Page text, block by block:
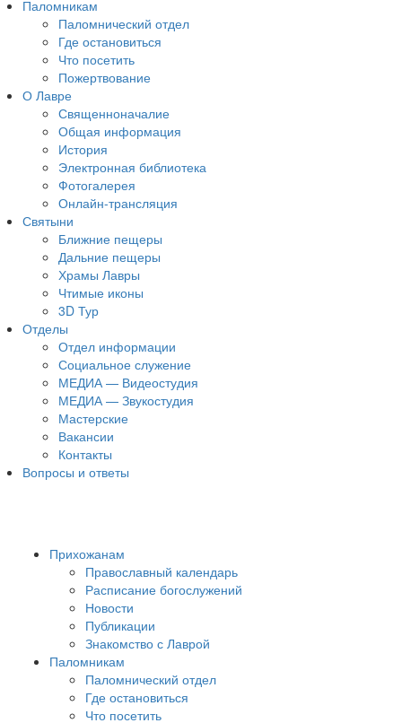
Паломникам
Паломнический отдел
Где остановиться
Что посетить
Пожертвование
О Лавре
Священноначалие
Общая информация
История
Электронная библиотека
Фотогалерея
Онлайн-трансляция
Святыни
Ближние пещеры
Дальние пещеры
Храмы Лавры
Чтимые иконы
3D Тур
Отделы
Отдел информации
Социальное служение
МЕДИА — Видеостудия
МЕДИА — Звукостудия
Мастерские
Вакансии
Контакты
Вопросы и ответы
Прихожанам
Православный календарь
Расписание богослужений
Новости
Публикации
Знакомство с Лаврой
Паломникам
Паломнический отдел
Где остановиться
Что посетить